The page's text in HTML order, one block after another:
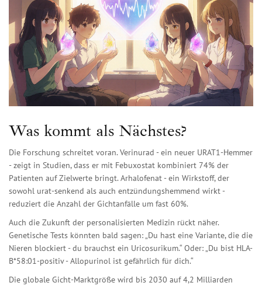
Was kommt als Nächstes?
Die Forschung schreitet voran. Verinurad - ein neuer URAT1-Hemmer
- zeigt in Studien, dass er mit Febuxostat kombiniert 74% der
Patienten auf Zielwerte bringt. Arhalofenat - ein Wirkstoff, der
sowohl urat-senkend als auch entzündungshemmend wirkt -
reduziert die Anzahl der Gichtanfälle um fast 60%.
Auch die Zukunft der personalisierten Medizin rückt näher.
Genetische Tests könnten bald sagen: „Du hast eine Variante, die die
Nieren blockiert - du brauchst ein Uricosurikum.“ Oder: „Du bist HLA-
B*58:01-positiv - Allopurinol ist gefährlich für dich.“
Die globale Gicht-Marktgröße wird bis 2030 auf 4,2 Milliarden